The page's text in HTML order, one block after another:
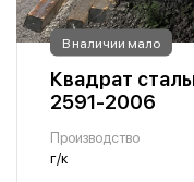
В наличии мало
Квадрат
2591-2006
Производство
г/к